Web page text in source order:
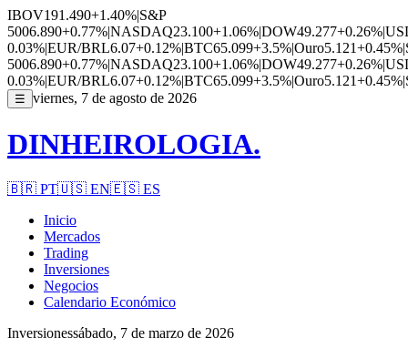
IBOV191.490+1.40%|S&P
5006.890+0.77%|NASDAQ23.100+1.06%|DOW49.277+0.26%|
0.03%|EUR/BRL6.07+0.12%|BTC65.099+3.5%|Ouro5.121+0.45%|
5006.890+0.77%|NASDAQ23.100+1.06%|DOW49.277+0.26%|
0.03%|EUR/BRL6.07+0.12%|BTC65.099+3.5%|Ouro5.121+0.45%|
☰ viernes, 7 de agosto de 2026
DINHEIROLOGIA.
🇧🇷 PT🇺🇸 EN🇪🇸 ES
Inicio
Mercados
Trading
Inversiones
Negocios
Calendario Económico
Inversionessábado, 7 de marzo de 2026